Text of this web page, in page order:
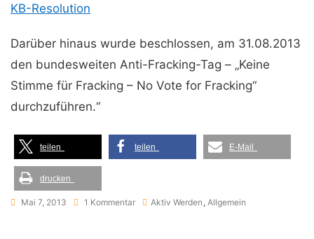
KB-Resolution
Darüber hinaus wurde beschlossen, am 31.08.2013
den bundesweiten Anti-Fracking-Tag – „Keine
Stimme für Fracking – No Vote for Fracking“
durchzuführen.“
teilen teilen E-Mail
drucken
Mai 7, 2013 1 KommentarZu Aktiv Werden , Allgemein